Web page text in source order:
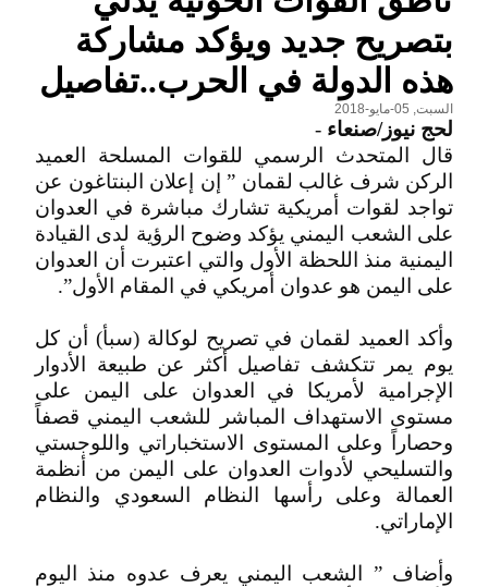
بتصريح جديد ويؤكد مشاركة
هذه الدولة في الحرب..تفاصيل
السبت, 05-مايو-2018
لحج نيوز/صنعاء -
قال المتحدث الرسمي للقوات المسلحة العميد
الركن شرف غالب لقمان ” إن إعلان البنتاغون عن
تواجد لقوات أمريكية تشارك مباشرة في العدوان
على الشعب اليمني يؤكد وضوح الرؤية لدى القيادة
اليمنية منذ اللحظة الأول والتي اعتبرت أن العدوان
على اليمن هو عدوان أمريكي في المقام الأول”.
وأكد العميد لقمان في تصريح لوكالة (سبأ) أن كل
يوم يمر تتكشف تفاصيل أكثر عن طبيعة الأدوار
الإجرامية لأمريكا في العدوان على اليمن على
مستوى الاستهداف المباشر للشعب اليمني قصفاً
وحصاراً وعلى المستوى الاستخباراتي واللوجستي
والتسليحي لأدوات العدوان على اليمن من أنظمة
العمالة وعلى رأسها النظام السعودي والنظام
الإماراتي.
وأضاف ” الشعب اليمني يعرف عدوه منذ اليوم